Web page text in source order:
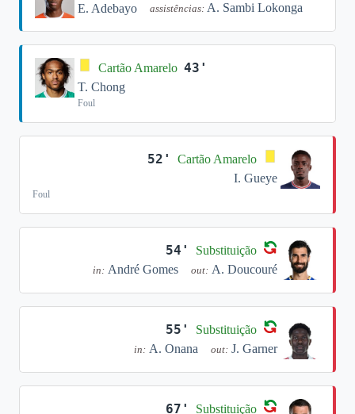
E. Adebayo assistências: A. Sambi Lokonga
Cartão Amarelo 43'
T. Chong
Foul
52'
Cartão Amarelo
I. Gueye
Foul
54' Substituição
in: André Gomes out: A. Doucouré
55' Substituição
in: A. Onana out: J. Garner
67' Substituição